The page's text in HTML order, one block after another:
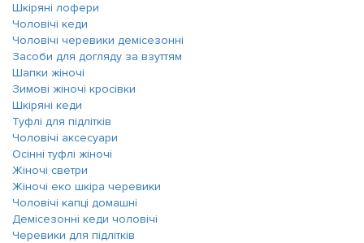
Шкіряні лофери
Чоловічі кеди
Чоловічі черевики демісезонні
Засоби для догляду за взуттям
Шапки жіночі
Зимові жіночі кросівки
Шкіряні кеди
Туфлі для підлітків
Чоловічі аксесуари
Осінні туфлі жіночі
Жіночі светри
Жіночі еко шкіра черевики
Чоловічі капці домашні
Демісезонні кеди чоловічі
Черевики для підлітків